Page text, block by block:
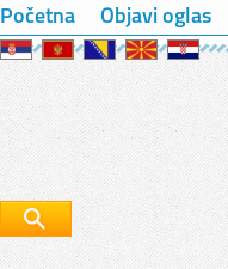
Početna Objavi oglas